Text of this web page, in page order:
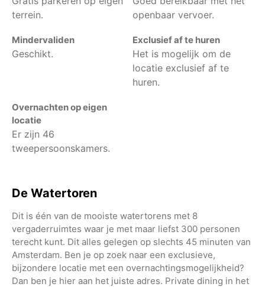
terrein.
openbaar vervoer.
Mindervaliden
Geschikt.
Exclusief af te huren
Het is mogelijk om de
locatie exclusief af te
huren.
Overnachten op eigen
locatie
Er zijn 46
tweepersoonskamers.
De Watertoren
Dit is één van de mooiste watertorens met 8
vergaderruimtes waar je met maar liefst 300 personen
terecht kunt. Dit alles gelegen op slechts 45 minuten van
Amsterdam. Ben je op zoek naar een exclusieve,
bijzondere locatie met een overnachtingsmogelijkheid?
Dan ben je hier aan het juiste adres. Private dining in het